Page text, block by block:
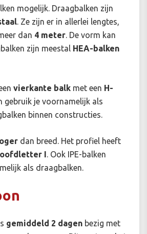
mogelijk. Draagbalken zijn
. Ze zijn er in allerlei lengtes,
dan 4 meter. De vorm kan
zijn meestal HEA-balken
vierkante balk met een H-
gebruik je voornamelijk als
binnen constructies.
dan breed. Het profiel heeft
I. Ook IPE-balken
als draagbalken.
gemiddeld 2 dagen bezig met